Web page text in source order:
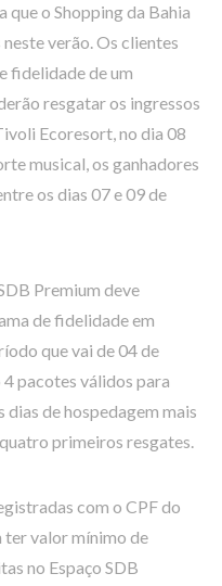
que o Shopping da Bahia
verão. Os clientes
fidelidade de um
resgatar os ingressos
Ecoresort, no dia 08
musical, os ganhadores
os dias 07 e 09 de
Premium deve
de fidelidade em
que vai de 04 de
pacotes válidos para
dias de hospedagem mais
primeiros resgates.
com o CPF do
ter valor mínimo de
no Espaço SDB